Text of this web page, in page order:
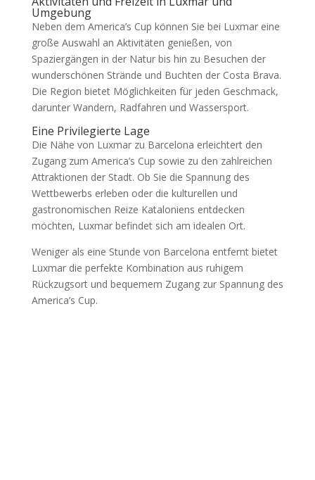
Umgebung
Neben dem America’s Cup können Sie bei Luxmar eine
große Auswahl an Aktivitäten genießen, von
Spaziergängen in der Natur bis hin zu Besuchen der
wunderschönen Strände und Buchten der Costa Brava.
Die Region bietet Möglichkeiten für jeden Geschmack,
darunter Wandern, Radfahren und Wassersport.
Eine Privilegierte Lage
Die Nähe von Luxmar zu Barcelona erleichtert den
Zugang zum America’s Cup sowie zu den zahlreichen
Attraktionen der Stadt. Ob Sie die Spannung des
Wettbewerbs erleben oder die kulturellen und
gastronomischen Reize Kataloniens entdecken
möchten, Luxmar befindet sich am idealen Ort.
Weniger als eine Stunde von Barcelona entfernt bietet
Luxmar die perfekte Kombination aus ruhigem
Rückzugsort und bequemem Zugang zur Spannung des
America’s Cup.